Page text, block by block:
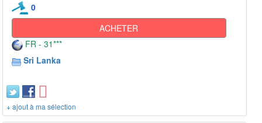
0
ACHETER
FR - 31***
Sri Lanka
+ ajout à ma sélection